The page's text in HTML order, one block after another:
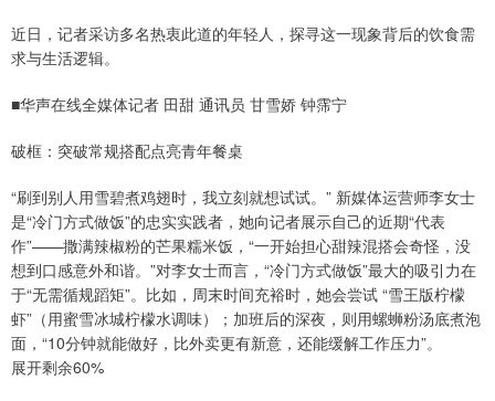
近日，记者采访多名热衷此道的年轻人，探寻这一现象背后的饮食需
求与生活逻辑。
■华声在线全媒体记者 田甜 通讯员 甘雪娇 钟霈宁
破框：突破常规搭配点亮青年餐桌
“刷到别人用雪碧煮鸡翅时，我立刻就想试试。” 新媒体运营师李女士
是“冷门方式做饭”的忠实实践者，她向记者展示自己的近期“代表
作”——撒满辣椒粉的芒果糯米饭，“一开始担心甜辣混搭会奇怪，没
想到口感意外和谐。”对李女士而言，“冷门方式做饭”最大的吸引力在
于“无需循规蹈矩”。比如，周末时间充裕时，她会尝试 “雪王版柠檬
虾”（用蜜雪冰城柠檬水调味）；加班后的深夜，则用螺蛳粉汤底煮泡
面，“10分钟就能做好，比外卖更有新意，还能缓解工作压力”。
展开剩余60%